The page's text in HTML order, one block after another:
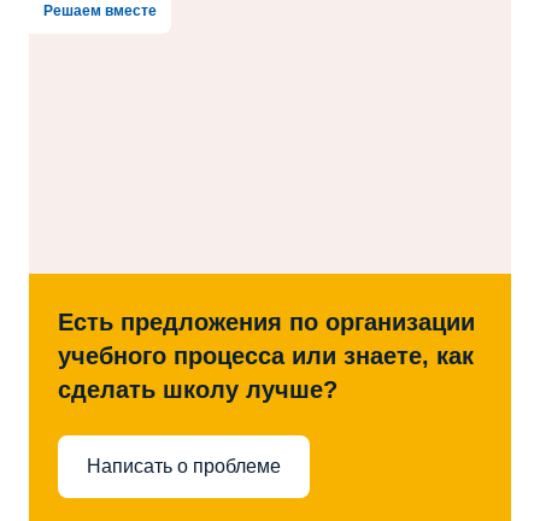
Решаем вместе
Есть предложения по организации
учебного процесса или знаете, как
сделать школу лучше?
Написать о проблеме